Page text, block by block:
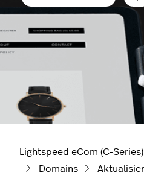
Lightspeed eCom (C-Series)
Domains